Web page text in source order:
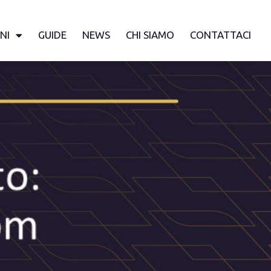
GUIDE NEWS CHI SIAMO CONTATTACI